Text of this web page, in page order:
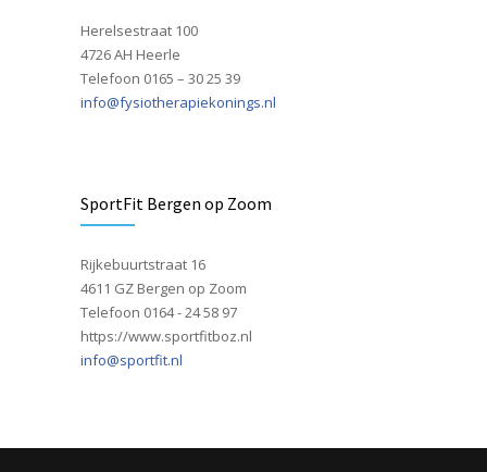
Herelsestraat 100
4726 AH Heerle
Telefoon 0165 – 30 25 39
info@fysiotherapiekonings.nl
SportFit Bergen op Zoom
Rijkebuurtstraat 16
4611 GZ Bergen op Zoom
Telefoon 0164 - 24 58 97
https://www.sportfitboz.nl
info@sportfit.nl